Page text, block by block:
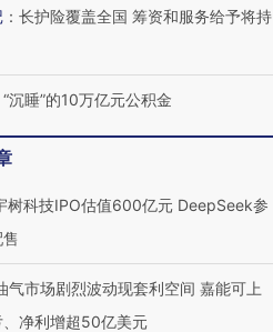
： 长护险覆盖全国 筹资和服务给予将持
“沉睡”的10万亿元公积金
树科技IPO估值600亿元 DeepSeek参
气市场剧烈波动现套利空间 嘉能可上
净利增超50亿美元